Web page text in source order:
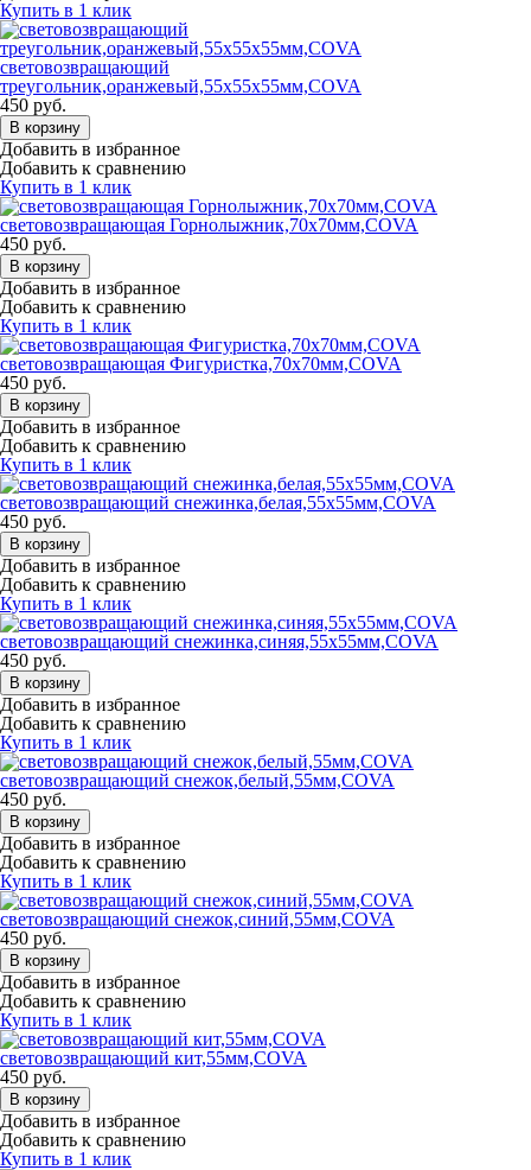
Купить в 1 клик
световозвращающий
треугольник,оранжевый,55х55х55мм,COVA
450 руб.
В корзину
Добавить в избранное
Добавить к сравнению
Купить в 1 клик
световозвращающая Горнолыжник,70х70мм,COVA
450 руб.
В корзину
Добавить в избранное
Добавить к сравнению
Купить в 1 клик
световозвращающая Фигуристка,70х70мм,COVA
450 руб.
В корзину
Добавить в избранное
Добавить к сравнению
Купить в 1 клик
световозвращающий снежинка,белая,55х55мм,COVA
450 руб.
В корзину
Добавить в избранное
Добавить к сравнению
Купить в 1 клик
световозвращающий снежинка,синяя,55х55мм,COVA
450 руб.
В корзину
Добавить в избранное
Добавить к сравнению
Купить в 1 клик
световозвращающий снежок,белый,55мм,COVA
450 руб.
В корзину
Добавить в избранное
Добавить к сравнению
Купить в 1 клик
световозвращающий снежок,синий,55мм,COVA
450 руб.
В корзину
Добавить в избранное
Добавить к сравнению
Купить в 1 клик
световозвращающий кит,55мм,COVA
450 руб.
В корзину
Добавить в избранное
Добавить к сравнению
Купить в 1 клик